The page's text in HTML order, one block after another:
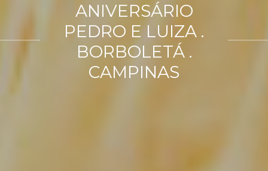
ANIVERSÁRIO
PEDRO E LUIZA .
BORBOLETÁ .
CAMPINAS